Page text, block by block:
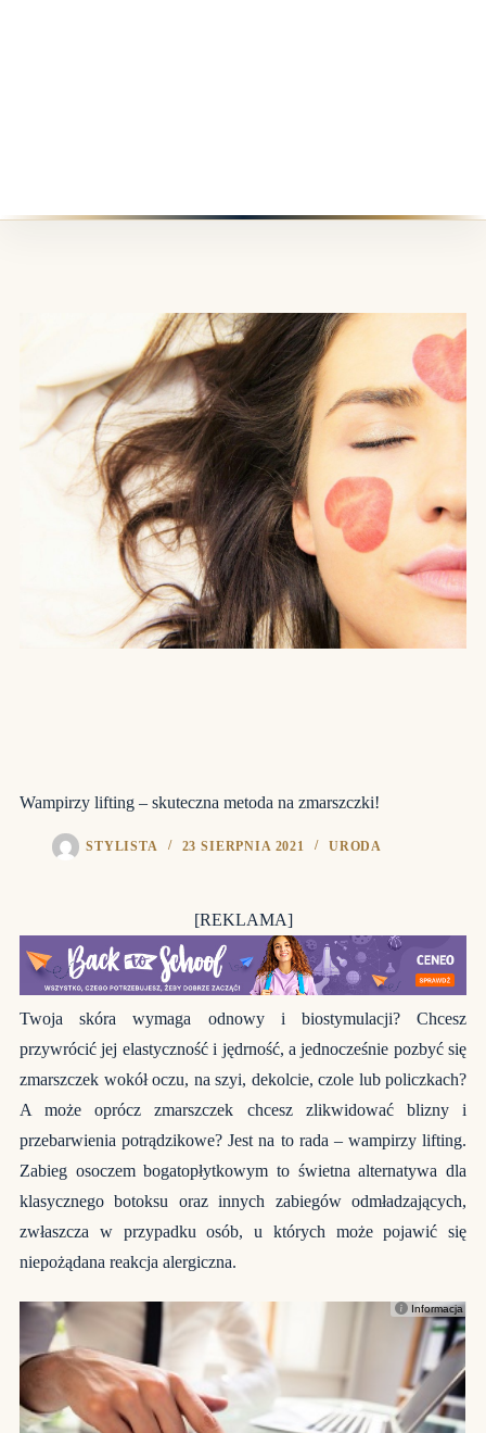
Wampirzy lifting – skuteczna metoda na zmarszczki!
STYLISTA 23 SIERPNIA 2021 URODA
[REKLAMA]
Twoja skóra wymaga odnowy i biostymulacji? Chcesz
przywrócić jej elastyczność i jędrność, a jednocześnie pozbyć się
zmarszczek wokół oczu, na szyi, dekolcie, czole lub policzkach?
A może oprócz zmarszczek chcesz zlikwidować blizny i
przebarwienia potrądzikowe? Jest na to rada – wampirzy lifting.
Zabieg osoczem bogatopłytkowym to świetna alternatywa dla
klasycznego botoksu oraz innych zabiegów odmładzających,
zwłaszcza w przypadku osób, u których może pojawić się
niepożądana reakcja alergiczna.